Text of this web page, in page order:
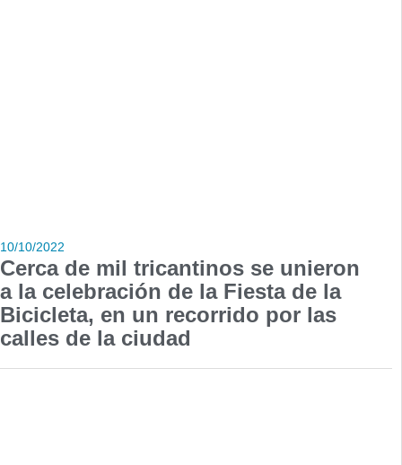
10/10/2022
Cerca de mil tricantinos se unieron
a la celebración de la Fiesta de la
Bicicleta, en un recorrido por las
calles de la ciudad